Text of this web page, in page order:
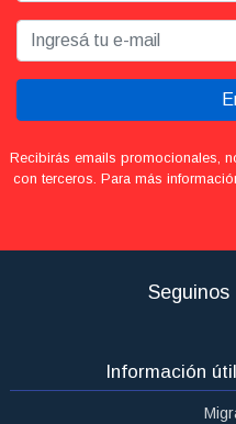
Recibirás emails promocionales,
con terceros. Para más
Seguinos
Información